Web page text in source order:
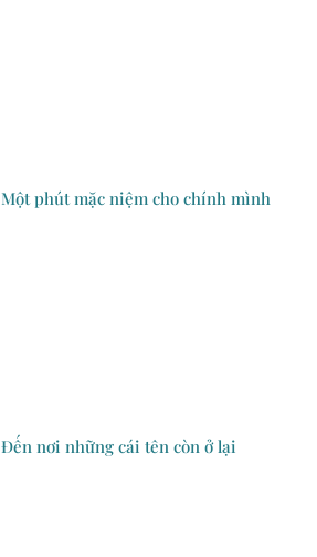
Một phút mặc niệm cho chính mình
Đến nơi những cái tên còn ở lại